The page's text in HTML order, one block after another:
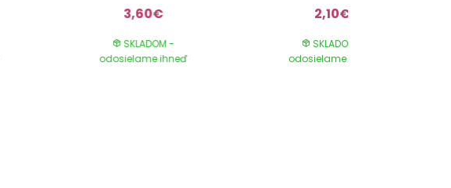
3,60€
SKLADOM -
odosielame ihneď
2,10€
SKLADOM -
odosielame ihneď